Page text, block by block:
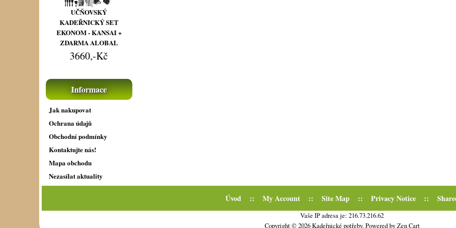
UČŇOVSKÝ
KADEŘNICKÝ SET
EKONOM - KANSAI +
ZDARMA ALOBAL
3660,-Kč
Informace
Jak nakupovat
Ochrana údajů
Obchodní podmínky
Kontaktujte nás!
Mapa obchodu
Nezasílat aktuality
Úvod :: My Account :: Site Map :: Privacy Notice ::
Vaše IP adresa je: 216.73.216.62
Copyright © 2026Kadeřnické potřeby. Powered byZen Cart